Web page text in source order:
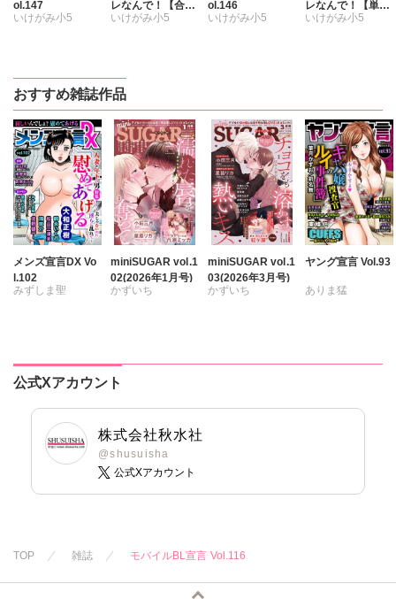
ol.147
いけがみ小5
冬坂ころも
レなんで！【合冊
版】
いけがみ小5
ol.146
いけがみ小5
レなんで！【単行
本版】2
いけがみ小5
おすすめ雑誌作品
メンズ宣言DX Vo
l.102
みずしま聖
北野健一
葉月かずお
杏咲モラル
miniSUGAR vol.1
02(2026年1月号)
かずいち
桐嶋ショウコ
小田三月
星脇リカ
清水沙斗子
海月うる子
さくら蒼
小出ちゃこ
miniSUGAR vol.1
03(2026年3月号)
かずいち
小田三月
さくら蒼
小出ちゃこ
ヤング宣言 Vol.93
ありま猛
白虎丸 粕谷秀夫
公式Xアカウント
株式会社秋水社
@shusuisha
公式Xアカウント
TOP 雑誌 モバイルBL宣言 Vol.116